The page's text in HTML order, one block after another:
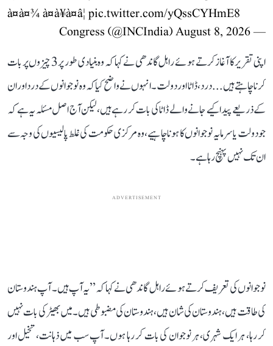
à¤à¤¾ à¤à¥à¤â¦ pic.twitter.com/yQssCYHmE8
— Congress (@INCIndia)
August 8, 2026
اپنی تقریر کا آغاز کرتے ہوئے راہل گاندھی نے کہا کہ وہ بنیادی طور پر 3 چیزوں پر بات
کرنا چاہتے ہیں... درد، ڈاٹا اور دولت۔ انہوں نے واضح کیا کہ وہ نوجوانوں کے درد اور ان
کے ذریعے پیدا کیے جانے والے ڈاٹا کی بات کر رہے ہیں، لیکن آج اصل مسئلہ یہ ہے کہ
جو دولت یا سرمایہ نوجوانوں کا ہونا چاہیے، وہ مرکزی حکومت کی غلط پالیسیوں کی وجہ سے
ان تک نہیں پہنچ رہا ہے۔
ADVERTISEMENT
نوجوانوں کی تعریف کرتے ہوئے راہل گاندھی نے کہا کہ ’’یہ آپ ہیں۔ آپ ہندوستان
کی طاقت ہیں، ہندوستان کی شان ہیں، ہندوستان کی مضبوطی ہیں۔ میں بھیڑ کی بات نہیں
کر رہا، ہر ایک شہری، ہر نوجوان کی بات کر رہا ہوں۔ آپ سب میں ذہانت، تخیل اور